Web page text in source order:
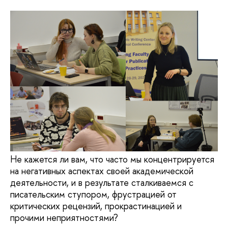
Не кажется ли вам, что часто мы концентрируется
на негативных аспектах своей академической
деятельности, и в результате сталкиваемся с
писательским ступором, фрустрацией от
критических рецензий, прокрастинацией и
прочими неприятностями?